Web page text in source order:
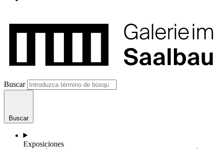
Buscar
Buscar
Exposiciones